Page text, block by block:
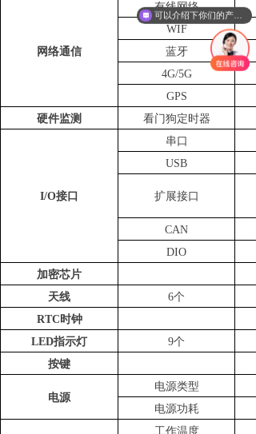
网络通信
有线网络
WIF
蓝牙
4G/5G
GPS
硬件监测
看门狗定时器
I/O接口
串口
USB
扩展接口
CAN
DIO
加密芯片
天线
6个
RTC时钟
LED指示灯
9个
按键
电源
电源类型
电源功耗
工作温度
可以介绍下你们的产品么